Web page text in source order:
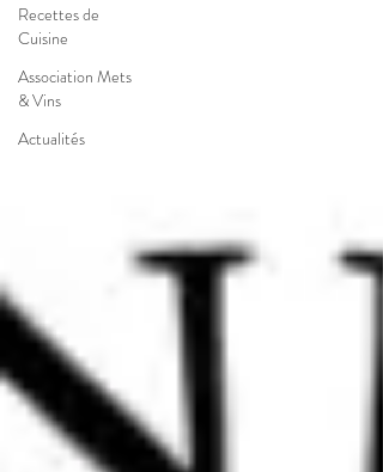
Recettes de
Cuisine
Association Mets
& Vins
Actualités